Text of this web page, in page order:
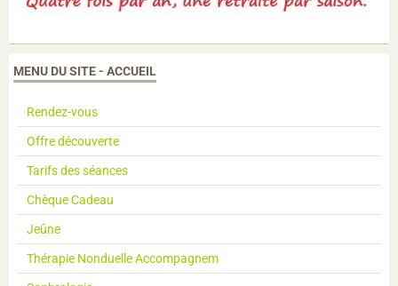
MENU DU SITE - ACCUEIL
Rendez-vous
Offre découverte
Tarifs des séances
Chèque Cadeau
Jeûne
Thérapie Nonduelle Accompagnem